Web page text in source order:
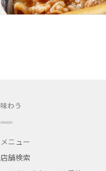
味わう
メニュー
店舗検索